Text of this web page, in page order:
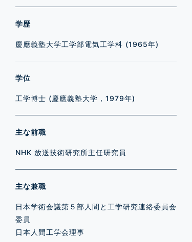
学歴
慶應義塾大学工学部電気工学科 (1965年)
学位
工学博士 (慶應義塾大学，1979年)
主な前職
NHK 放送技術研究所主任研究員
主な兼職
日本学術会議第５部人間と工学研究連絡委員会
委員
日本人間工学会理事